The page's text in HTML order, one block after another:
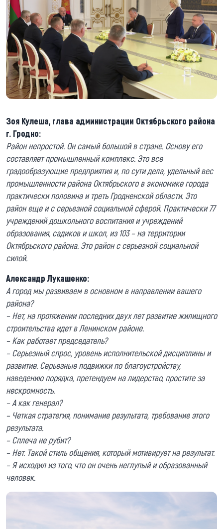
Зоя Кулеша, глава администрации Октябрьского района
г. Гродно:
Район непростой. Он самый большой в стране. Основу его
составляет промышленный комплекс. Это все
градообразующие предприятия и, по сути дела, удельный вес
промышленности района Октябрьского в экономике города
практически половина и треть Гродненской области. Это
район еще и с серьезной социальной сферой. Практически 77
учреждений дошкольного воспитания и учреждений
образования, садиков и школ, из 103 – на территории
Октябрьского района. Это район с серьезной социальной
силой.
Александр Лукашенко:
А город мы развиваем в основном в направлении вашего
района?
– Нет, на протяжении последних двух лет развитие жилищного
строительства идет в Ленинском районе.
– Как работает председатель?
– Серьезный спрос, уровень исполнительской дисциплины и
развитие. Серьезные подвижки по благоустройству,
наведению порядка, претендуем на лидерство, простите за
нескромность.
– А как генерал?
– Четкая стратегия, понимание результата, требование этого
результата.
– Сплеча не рубит?
– Нет. Такой стиль общения, который мотивирует на результат.
– Я исходил из того, что он очень неглупый и образованный
человек.